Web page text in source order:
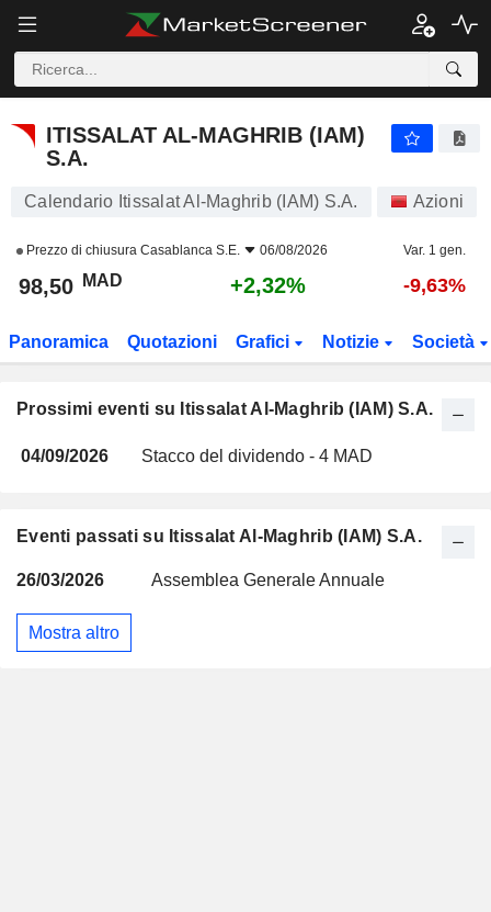
ITISSALAT AL-MAGHRIB (IAM) S.A.
ITISSALAT AL-MAGHRIB (IAM)
S.A.
Calendario Itissalat Al-Maghrib (IAM) S.A. Azioni
Prezzo di chiusura Casablanca S.E. 06/08/2026 Var. 1 gen.
98,50 MAD +2,32% -9,63%
Panoramica Quotazioni Grafici Notizie Società
Prossimi eventi su Itissalat Al-Maghrib (IAM) S.A.
04/09/2026 Stacco del dividendo - 4 MAD
Eventi passati su Itissalat Al-Maghrib (IAM) S.A.
26/03/2026 Assemblea Generale Annuale
Mostra altro